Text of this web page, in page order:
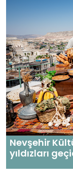
Nevşehir
yıldızları